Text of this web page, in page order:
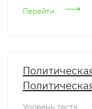
Перейти